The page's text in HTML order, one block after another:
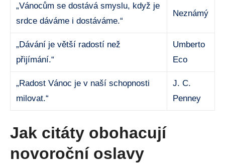
„Vánocům se dostává smyslu, když je
srdce dáváme i dostáváme.“
Neznámý
„Dávání je větší radostí než
přijímání.“
Umberto
Eco
„Radost Vánoc je v naší schopnosti
milovat.“
J. C.
Penney
Jak citáty obohacují
novoroční oslavy